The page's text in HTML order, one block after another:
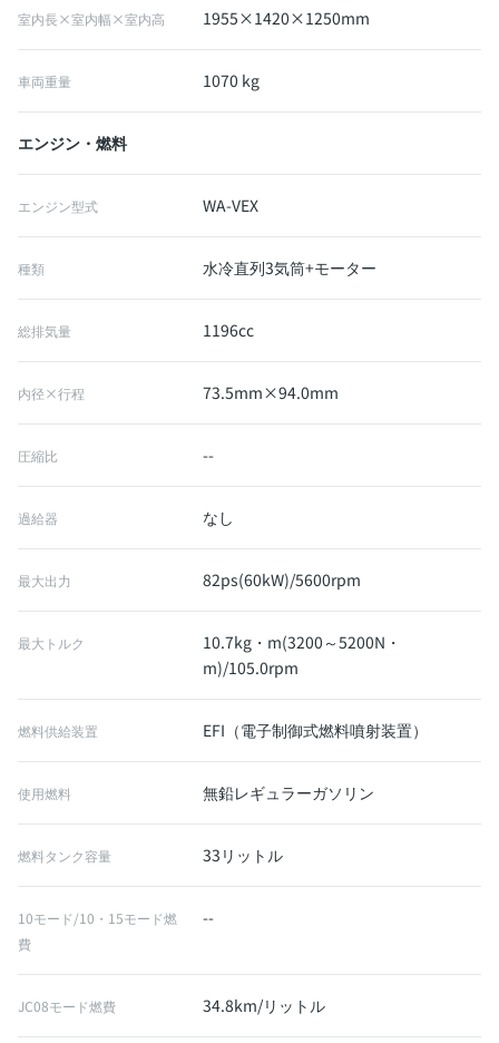
室内長×室内幅×室内高 1955×1420×1250mm
車両重量 1070 kg
エンジン・燃料
エンジン型式 WA-VEX
種類 水冷直列3気筒+モーター
総排気量 1196cc
内径×行程 73.5mm×94.0mm
圧縮比 --
過給器 なし
最大出力 82ps(60kW)/5600rpm
最大トルク
10.7kg・m(3200～5200N・
m)/105.0rpm
燃料供給装置 EFI（電子制御式燃料噴射装置）
使用燃料 無鉛レギュラーガソリン
燃料タンク容量 33リットル
10モード/10・15モード燃
費
--
JC08モード燃費 34.8km/リットル